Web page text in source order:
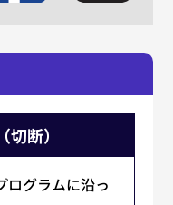
断）
ログラムに沿っ